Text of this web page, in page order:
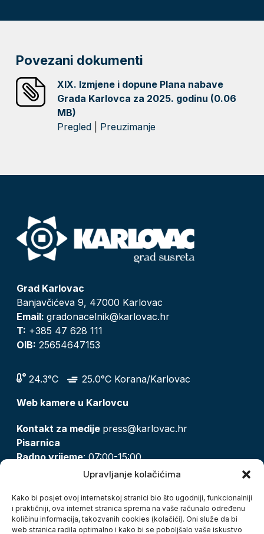
Upravljanje kolačićima
Kako bi posjet ovoj internetskoj stranici bio što ugodniji, funkcionalniji
i praktičniji, ova internet stranica sprema na vaše računalo određenu
količinu informacija, takozvanih cookies (kolačići). Oni služe da bi
web stranica radila optimalno i kako bi se poboljšalo vaše iskustvo
Povezani dokumenti
XIX. Izmjene i dopune Plana nabave
Grada Karlovca za 2025. godinu (0.06
MB)
Pregled
Preuzimanje
Grad Karlovac
Banjavčićeva 9, 47000 Karlovac
Email: gradonacelnik@karlovac.hr
T: +385 47 628 111
OIB: 25654647153
24.3°C
25.0°C Korana/Karlovac
Web kamere u Karlovcu
Kontakt za medije press@karlovac.hr
Pisarnica
Radno vrijeme: 07:00-15:00
pisarnica@karlovac.hr
Zaštita osobnih podataka